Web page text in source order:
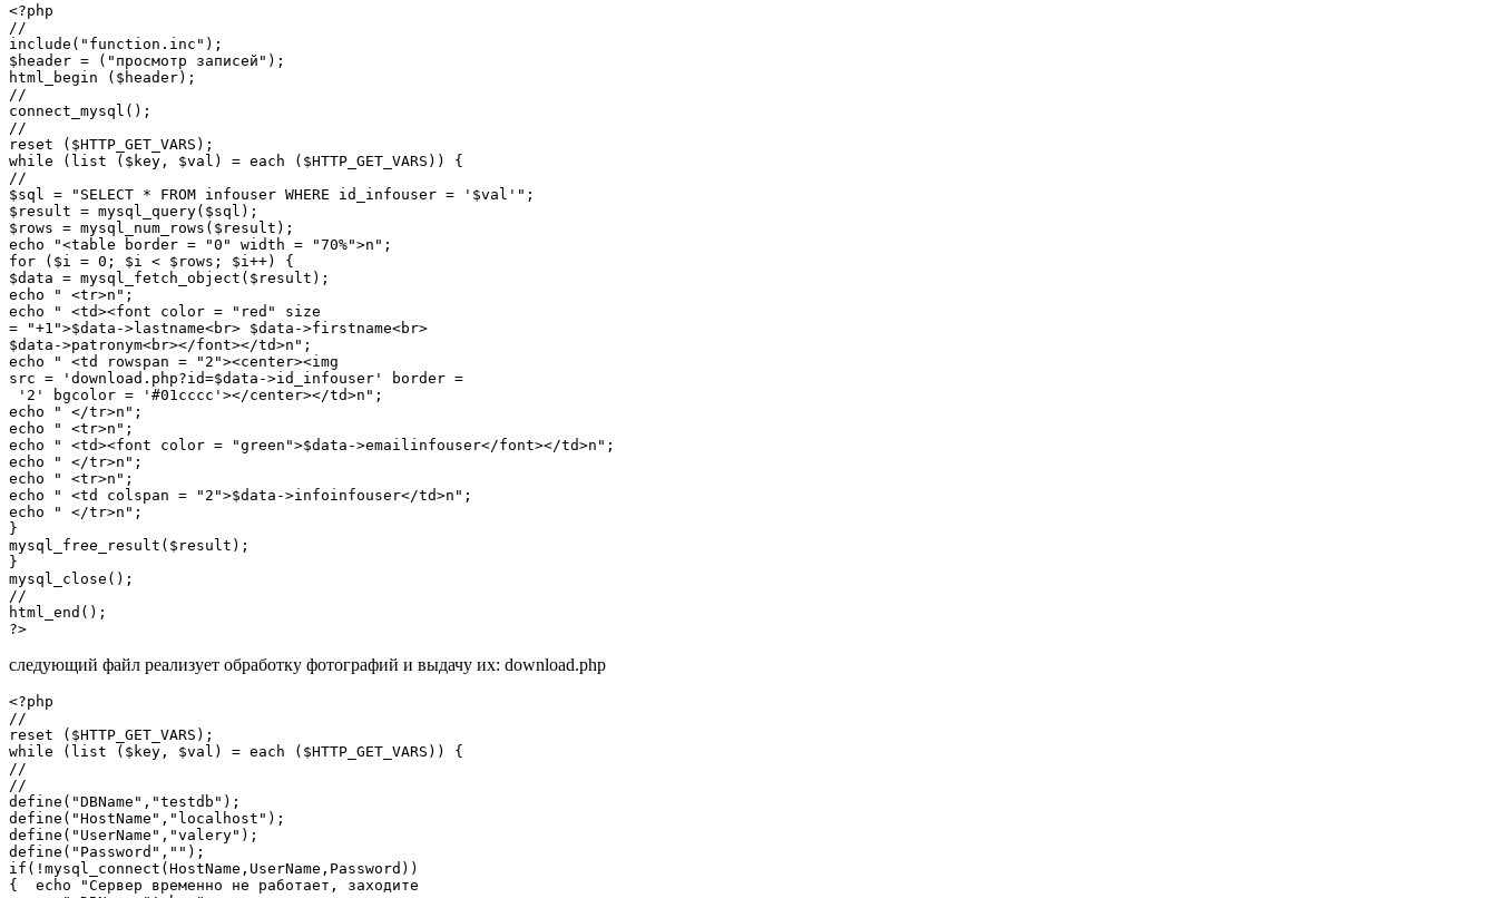
<?php
//
include("function.inc");
$header = ("просмотр записей");
html_begin ($header);
//
connect_mysql();
//
reset ($HTTP_GET_VARS);
while (list ($key, $val) = each ($HTTP_GET_VARS)) {
//
$sql = "SELECT * FROM infouser WHERE id_infouser = '$val'";
$result = mysql_query($sql);
$rows = mysql_num_rows($result);
echo "<table border = "0" width = "70%">n";
for ($i = 0; $i < $rows; $i++) {
$data = mysql_fetch_object($result);
echo " <tr>n";
echo " <td><font color = "red" size
= "+1">$data->lastname<br> $data->firstname<br>
$data->patronym<br></font></td>n";
echo " <td rowspan = "2"><center><img
src = 'download.php?id=$data->id_infouser' border =
'2' bgcolor = '#01cccc'></center></td>n";
echo " </tr>n";
echo " <tr>n";
echo " <td><font color = "green">$data->emailinfouser</font></td>n";
echo " </tr>n";
echo " <tr>n";
echo " <td colspan = "2">$data->infoinfouser</td>n";
echo " </tr>n";
}
mysql_free_result($result);
}
mysql_close();
//
html_end();
следующий файл реализует обработку фотографий и выдачу их: download.php
<?php
//
reset ($HTTP_GET_VARS);
while (list ($key, $val) = each ($HTTP_GET_VARS)) {
//
//
define("DBName","testdb");
define("HostName","localhost");
define("UserName","valery");
define("Password","");
if(!mysql_connect(HostName,UserName,Password))
{  echo "Сервер временно не работает, заходите